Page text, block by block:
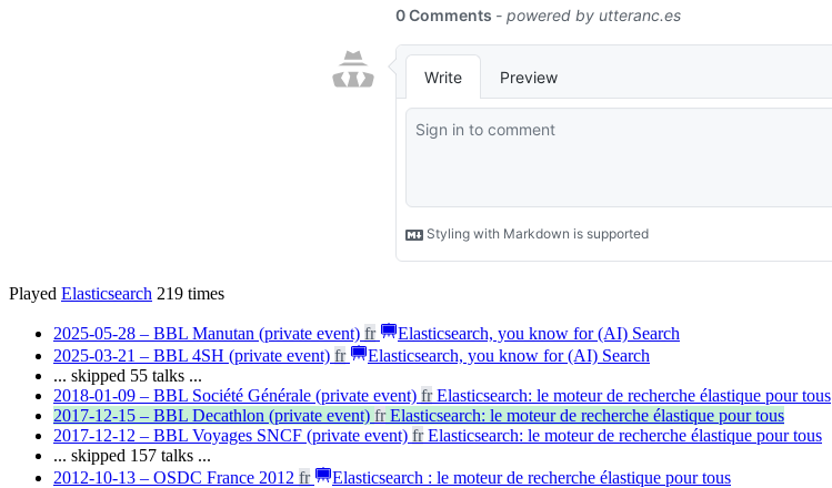
Played Elasticsearch 219 times
2025-05-28 – BBL Manutan (private event) fr
Elasticsearch, you know for (AI) Search
2025-03-21 – BBL 4SH (private event) fr
Elasticsearch, you know for (AI) Search
... skipped 55 talks ...
2018-01-09 – BBL Société Générale (private event) fr Elasticsearch: le moteur de recherche élastique pour tous
2017-12-15 – BBL Decathlon (private event) fr Elasticsearch: le moteur de recherche élastique pour tous
2017-12-12 – BBL Voyages SNCF (private event) fr Elasticsearch: le moteur de recherche élastique pour tous
... skipped 157 talks ...
2012-10-13 – OSDC France 2012 fr
Elasticsearch : le moteur de recherche élastique pour tous